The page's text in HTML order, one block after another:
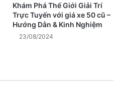
Khám Phá Thế Giới Giải Trí
Trực Tuyến với giá xe 50 cũ –
Hướng Dẫn & Kinh Nghiệm
23/08/2024